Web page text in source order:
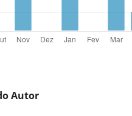
Autor